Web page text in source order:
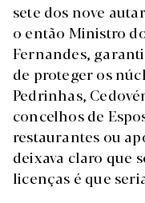
sete dos nove
o então Ministro
Fernandes,
de proteger os
Pedrinhas,
concelhos de
restaurantes ou
deixava claro que
licenças é que